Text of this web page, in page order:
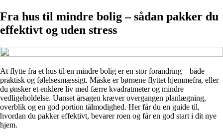
Fra hus til mindre bolig – sådan pakker du
effektivt og uden stress
At flytte fra et hus til en mindre bolig er en stor forandring – både
praktisk og følelsesmæssigt. Måske er børnene flyttet hjemmefra, eller
du ønsker et enklere liv med færre kvadratmeter og mindre
vedligeholdelse. Uanset årsagen kræver overgangen planlægning,
overblik og en god portion tålmodighed. Her får du en guide til,
hvordan du pakker effektivt, bevarer roen og får en god start i dit nye
hjem.